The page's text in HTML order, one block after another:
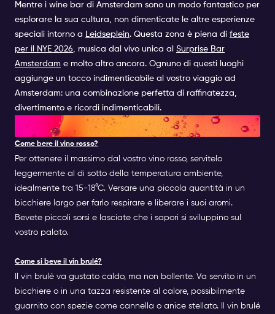
Mentre i wine bar di Amsterdam sono un modo fantastico per
esplorare la sua cultura, non dimenticate le altre esperienze
speciali intorno a Leidseplein. Questa zona è piena di feste
per il NYE 2026, musica dal vivo unica al Surprise Bar
Amsterdam e molto altro ancora. Ognuno di questi luoghi
aggiunge un tocco indimenticabile al vostro viaggio ad
Amsterdam: una combinazione perfetta di raffinatezza,
divertimento e ricordi indimenticabili.
FAQ
Come bere il vino rosso?
Per ottenere il massimo dal vostro vino rosso, servitelo
leggermente al di sotto della temperatura ambiente,
idealmente tra 15-18°C. Versare una piccola quantità in un
bicchiere largo per farlo respirare e liberare i suoi aromi.
Bevete piccoli sorsi e lasciate che i sapori si sviluppino sul
vostro palato.
Come si beve il vin brulé?
Il vin brulé va gustato caldo, ma non bollente. Va servito in un
bicchiere o in una tazza resistente al calore, possibilmente
guarnito con spezie come cannella o anice stellato. Il vin brulé